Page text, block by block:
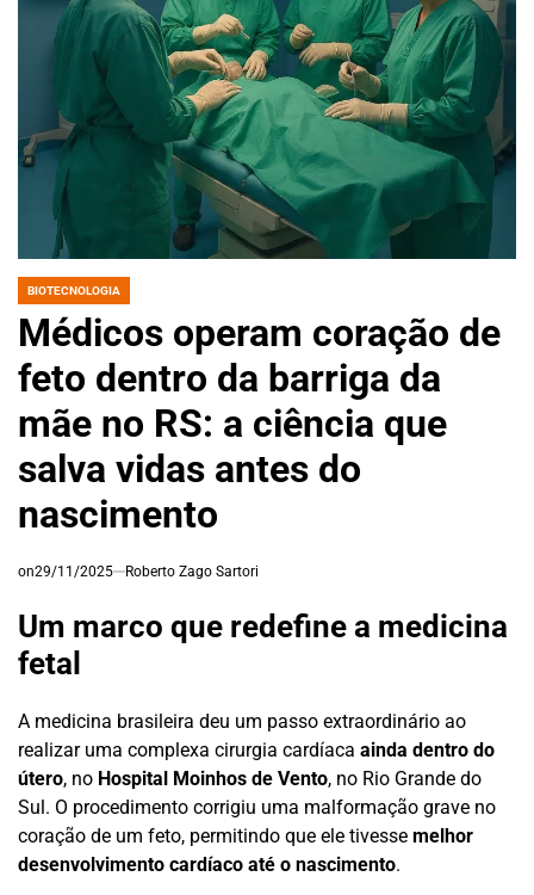
POSTED
BIOTECNOLOGIA
Médicos operam coração de
feto dentro da barriga da
mãe no RS: a ciência que
salva vidas antes do
nascimento
on29/11/2025 Roberto Zago Sartori
Um marco que redefine a medicina
fetal
A medicina brasileira deu um passo extraordinário ao
realizar uma complexa cirurgia cardíaca ainda dentro do
útero, no Hospital Moinhos de Vento, no Rio Grande do
Sul. O procedimento corrigiu uma malformação grave no
coração de um feto, permitindo que ele tivesse melhor
desenvolvimento cardíaco até o nascimento.